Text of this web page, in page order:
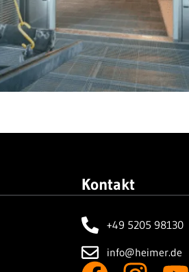
Kontakt
+49 5205 98130
info@heimer.de